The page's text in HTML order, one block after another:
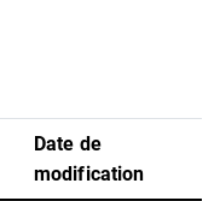
Date de
modification